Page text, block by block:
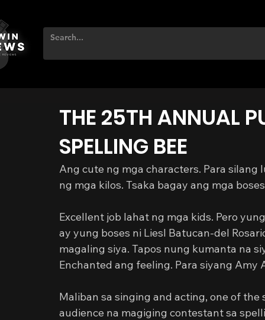
THE 25TH ANNUAL
SPELLING BEE
Ang cute ng mga characters. Para silang
ng mga kilos. Tsaka bagay ang mga
Excellent job lahat ng mga kids. Pero
ay yung boses ni Liesl Batucan-del
magaling siya. Tapos nung kumanta na
Enchanted ang feeling. Para siyang Amy
Maliban sa singing and acting, one of the
audience na magiging contestant sa